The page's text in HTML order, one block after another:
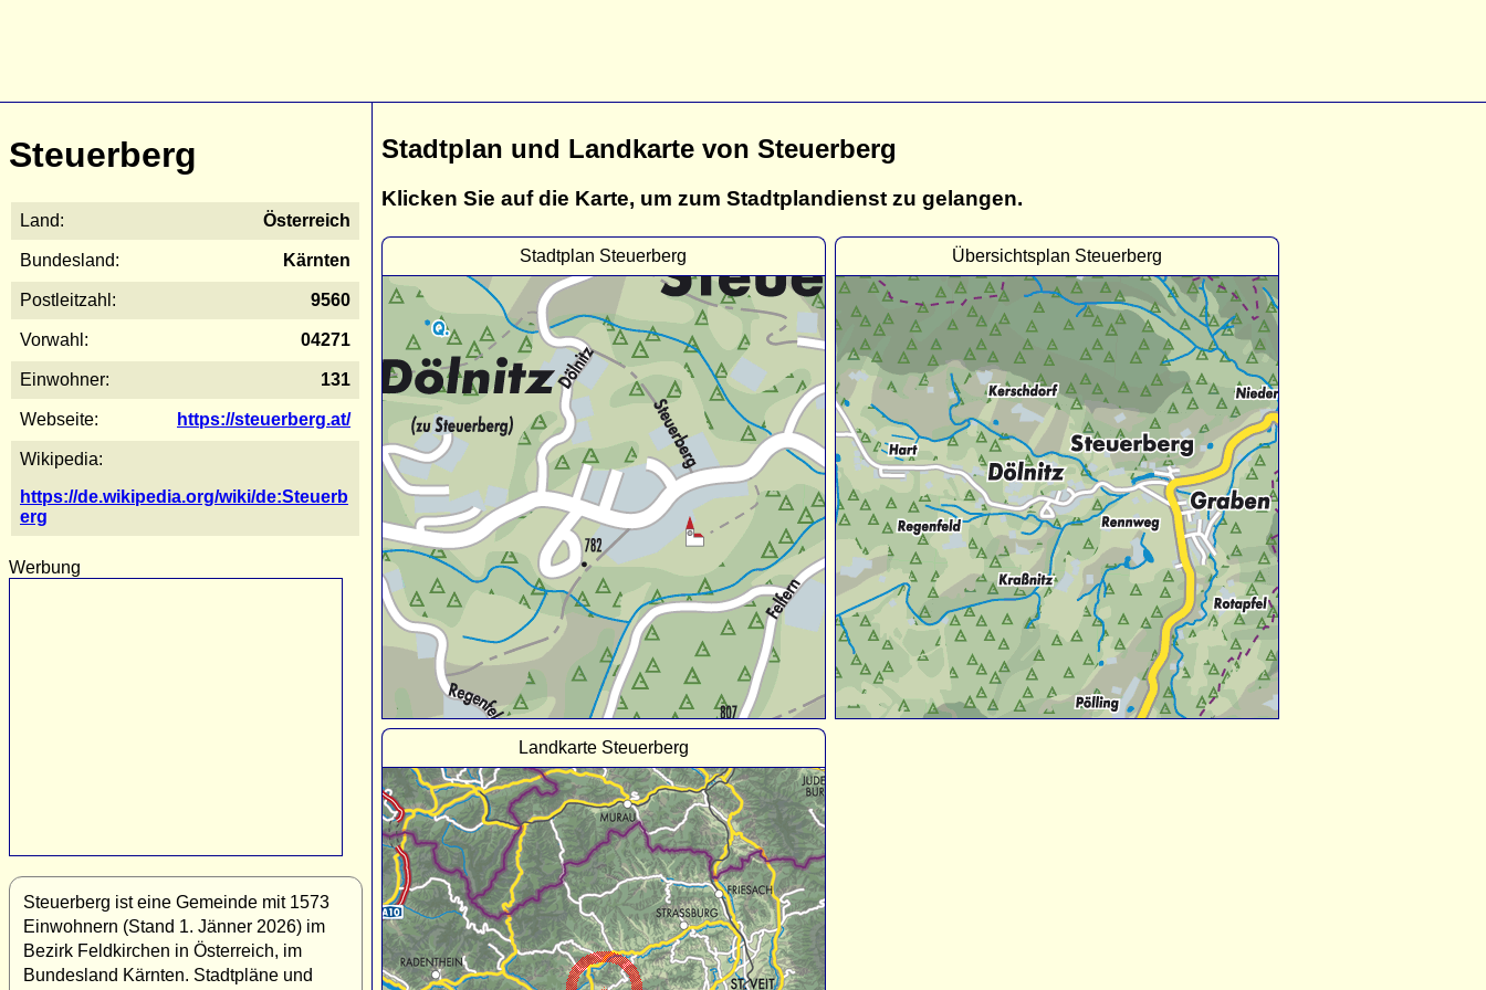
Steuerberg
Land: Österreich
Bundesland: Kärnten
Postleitzahl: 9560
Vorwahl: 04271
Einwohner: 131
Webseite: https://steuerberg.at/
Wikipedia:
https://de.wikipedia.org/wiki/de:Steuerb
erg
Werbung
Steuerberg ist eine Gemeinde mit 1573
Einwohnern (Stand 1. Jänner 2026) im
Bezirk Feldkirchen in Österreich, im
Bundesland Kärnten. Stadtpläne und
Stadtplan und Landkarte von Steuerberg
Klicken Sie auf die Karte, um zum Stadtplandienst zu gelangen.
Stadtplan Steuerberg Übersichtsplan Steuerberg
Landkarte Steuerberg